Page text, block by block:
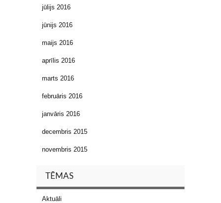
jūlijs 2016
jūnijs 2016
maijs 2016
aprīlis 2016
marts 2016
februāris 2016
janvāris 2016
decembris 2015
novembris 2015
TĒMAS
Aktuāli